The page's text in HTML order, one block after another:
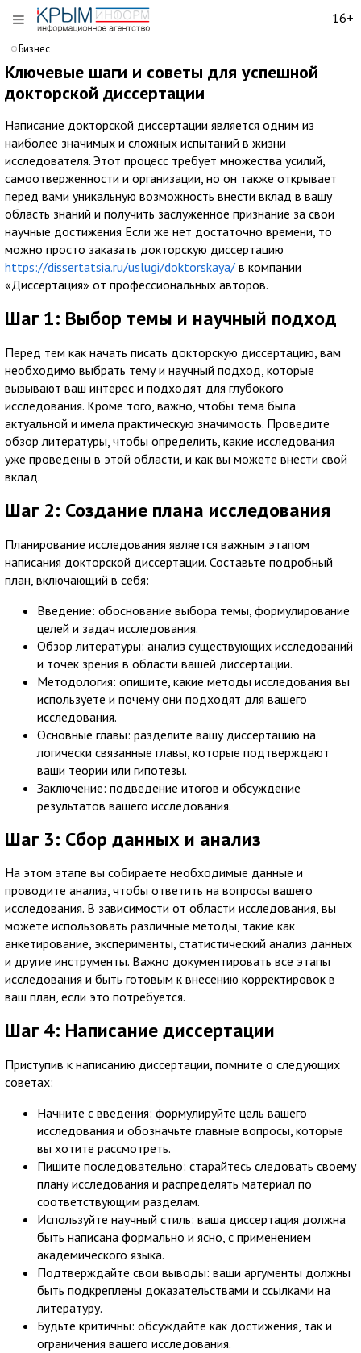
16+
Бизнес
Ключевые шаги и советы для успешной
докторской диссертации
Написание докторской диссертации является одним из
наиболее значимых и сложных испытаний в жизни
исследователя. Этот процесс требует множества усилий,
самоотверженности и организации, но он также открывает
перед вами уникальную возможность внести вклад в вашу
область знаний и получить заслуженное признание за свои
научные достижения Если же нет достаточно времени, то
можно просто заказать докторскую диссертацию
https://dissertatsia.ru/uslugi/doktorskaya/ в компании
«Диссертация» от профессиональных авторов.
Шаг 1: Выбор темы и научный подход
Перед тем как начать писать докторскую диссертацию, вам
необходимо выбрать тему и научный подход, которые
вызывают ваш интерес и подходят для глубокого
исследования. Кроме того, важно, чтобы тема была
актуальной и имела практическую значимость. Проведите
обзор литературы, чтобы определить, какие исследования
уже проведены в этой области, и как вы можете внести свой
вклад.
Шаг 2: Создание плана исследования
Планирование исследования является важным этапом
написания докторской диссертации. Составьте подробный
план, включающий в себя:
Введение: обоснование выбора темы, формулирование
целей и задач исследования.
Обзор литературы: анализ существующих исследований
и точек зрения в области вашей диссертации.
Методология: опишите, какие методы исследования вы
используете и почему они подходят для вашего
исследования.
Основные главы: разделите вашу диссертацию на
логически связанные главы, которые подтверждают
ваши теории или гипотезы.
Заключение: подведение итогов и обсуждение
результатов вашего исследования.
Шаг 3: Сбор данных и анализ
На этом этапе вы собираете необходимые данные и
проводите анализ, чтобы ответить на вопросы вашего
исследования. В зависимости от области исследования, вы
можете использовать различные методы, такие как
анкетирование, эксперименты, статистический анализ данных
и другие инструменты. Важно документировать все этапы
исследования и быть готовым к внесению корректировок в
ваш план, если это потребуется.
Шаг 4: Написание диссертации
Приступив к написанию диссертации, помните о следующих
советах:
Начните с введения: формулируйте цель вашего
исследования и обозначьте главные вопросы, которые
вы хотите рассмотреть.
Пишите последовательно: старайтесь следовать своему
плану исследования и распределять материал по
соответствующим разделам.
Используйте научный стиль: ваша диссертация должна
быть написана формально и ясно, с применением
академического языка.
Подтверждайте свои выводы: ваши аргументы должны
быть подкреплены доказательствами и ссылками на
литературу.
Будьте критичны: обсуждайте как достижения, так и
ограничения вашего исследования.